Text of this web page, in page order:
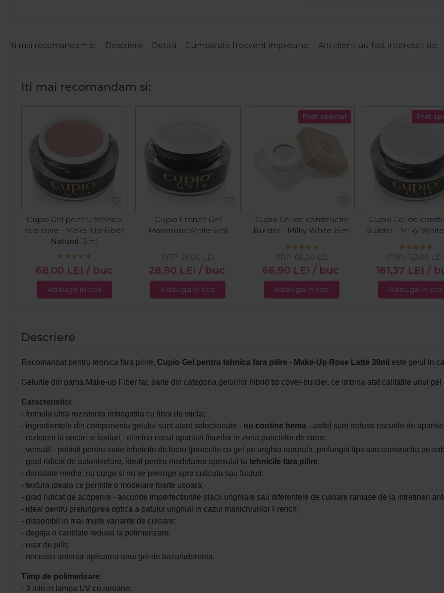
Iti mai recomandam si: Descriere Detalii Cumparate frecvent impreuna: Alti clienti au fost interesati de:
Iti mai recomandam si:
Cupio Gel pentru tehnica
fara pilire - Make-Up Fiber
Natural 15ml
68,00 LEI / buc
Adauga in cos
Cupio French Gel
Maximum White 5ml
28,90 LEI / buc
PRP: 29,00 LEI
Adauga in cos
Pret special
Cupio Gel de constructie
Builder - Milky White 15ml
66,90 LEI / buc
PRP: 68,00 LEI
Adauga in cos
Pret
Cupio Gel de
Builder - Milky
161,37 LEI /
PRP: 163,00 LEI
Adauga in cos
Descriere
Recomandat pentru tehnica fara pilire, Cupio Gel pentru tehnica fara pilire - Make-Up Rose Latte 30ml este gelul in
Gelurile din gama Make-up Fiber fac parte din categoria gelurilor hibrid tip cover-builder, ce imbina atat calitatile unui
Caracteristici:
- formula ultra rezistenta imbogatita cu fibra de sticla;
- ingredientele din componenta gelului sunt atent selectionate - nu contine hema - astfel sunt reduse riscurile de
- rezistent la socuri si lovituri - elimina riscul aparitiei fisurilor in zona punctelor de stres;
- versatil - potrivit pentru toate tehnicile de lucru (protectie cu gel pe unghia narurala, prelungiri tips sau constructia pe
- grad ridicat de autonivelare, ideal pentru modelarea apexului la tehnicile fara pilire;
- densitate medie, nu curge si nu se prelinge spre cuticula sau falduri;
- textura ideala ce permite o modelare foarte usoara;
- grad ridicat de acoperire - ascunde imperfectiunile placii unghiale sau diferentele de culoare ramase de la intretineri
- ideal pentru prelungirea optica a patului unghial in cazul manichiurilor French;
- disponibil in mai multe variante de culoare;
- degaja o cantitate redusa la polimerizare;
- usor de pilit;
- necesita anterior aplicarea unui gel de baza/aderenta.
Timp de polimerizare:
- 3 min in lampa UV cu neoane;